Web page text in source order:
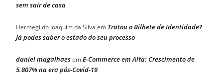
sem sair de casa
Hermegildo Joaquim da Silva em Tratou o Bilhete de Identidade?
Já podes saber o estado do seu processo
daniel magalhaesemE-Commerce em Alta: Crescimento de
5.807% na era pós-Covid-19